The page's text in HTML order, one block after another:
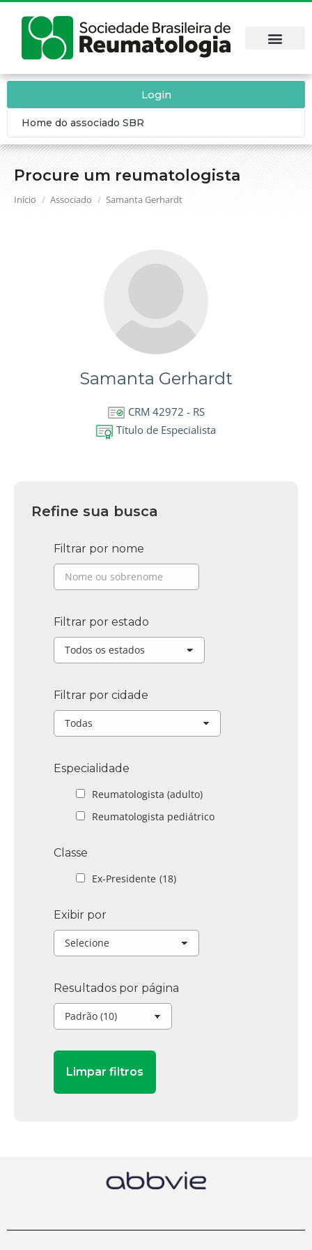
Procure um reumatologista
Você está aqui:
Início Associado Samanta Gerhardt
Login
Home do associado SBR
Samanta Gerhardt
CRM 42972 - RS
Título de Especialista
Refine sua busca
Filtrar por nome
Filtrar por estado
Filtrar por cidade
Especialidade
Reumatologista (adulto)
Reumatologista pediátrico
Classe
Ex-Presidente (18)
Exibir por
Resultados por página